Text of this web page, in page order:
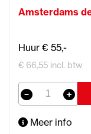
Amsterdams
Huur € 55,-
€ 66,55 incl. btw
Meer info